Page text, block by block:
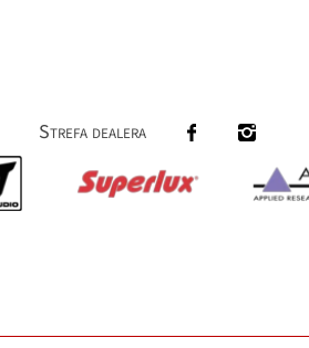
Strefa dealera